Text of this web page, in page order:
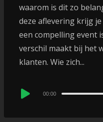
waarom is dit zo
deze aflevering krijg
een compelling event
verschil maakt bij het
klanten. Wie zich...
Audio
00:00